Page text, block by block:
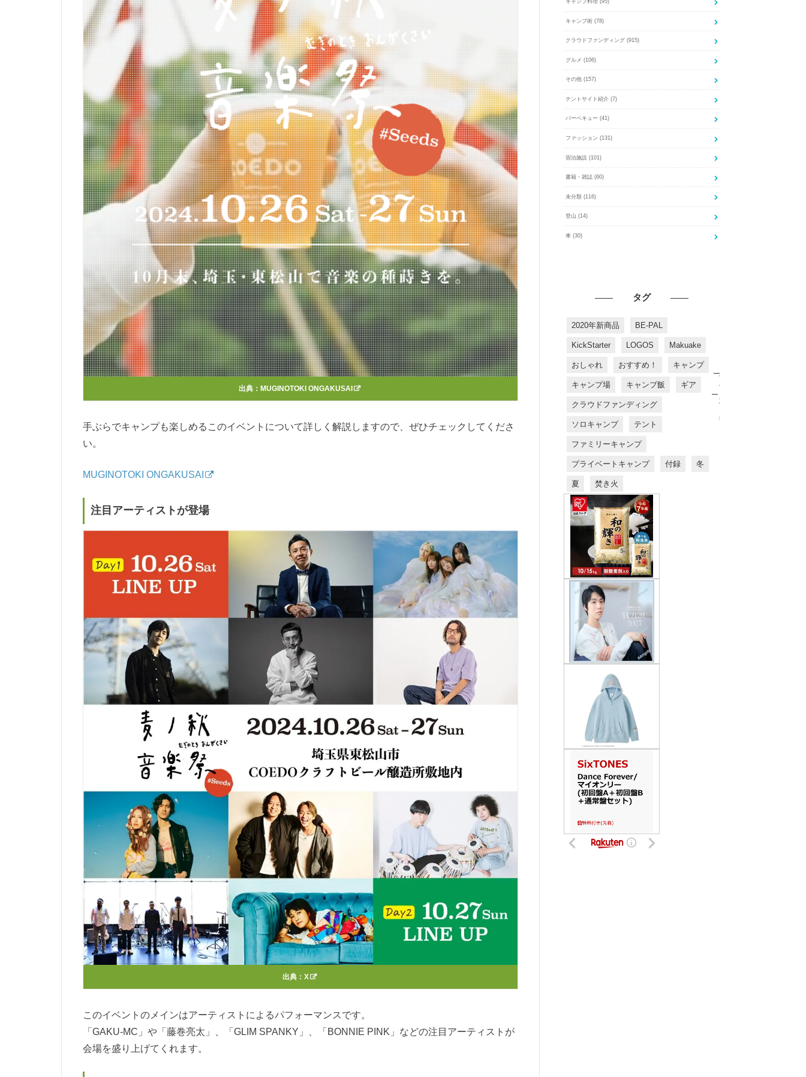
出典： MUGINOTOKI ONGAKUSAI
手ぶらでキャンプも楽しめるこのイベントについて詳しく解説しますので、ぜひチェックしてくださ
い。
MUGINOTOKI ONGAKUSAI
注目アーティストが登場
出典：X
このイベントのメインはアーティストによるパフォーマンスです。
「GAKU-MC」や「藤巻亮太」、「GLIM SPANKY」、「BONNIE PINK」などの注目アーティストが
会場を盛り上げてくれます。
キャンプ料理 (95)
キャンプ術 (78)
クラウドファンディング (915)
グルメ (106)
その他 (157)
テントサイト紹介 (7)
バーベキュー (41)
ファッション (131)
宿泊施設 (101)
書籍・雑誌 (60)
未分類 (116)
登山 (14)
車 (30)
タグ
2020年新商品 BE-PAL
KickStarter LOGOS Makuake
おしゃれ おすすめ！ キャンプ
キャンプ場 キャンプ飯 ギア
クラウドファンディング
ソロキャンプ テント
ファミリーキャンプ
プライベートキャンプ 付録 冬
夏 焚き火
す
す
め
商
品